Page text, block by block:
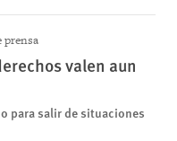
prensa
valen aun
para salir de situaciones